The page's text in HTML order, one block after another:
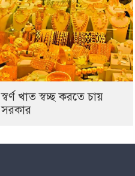
স্বর্ণ খাত স্বচ্ছ করতে চায়
সরকার